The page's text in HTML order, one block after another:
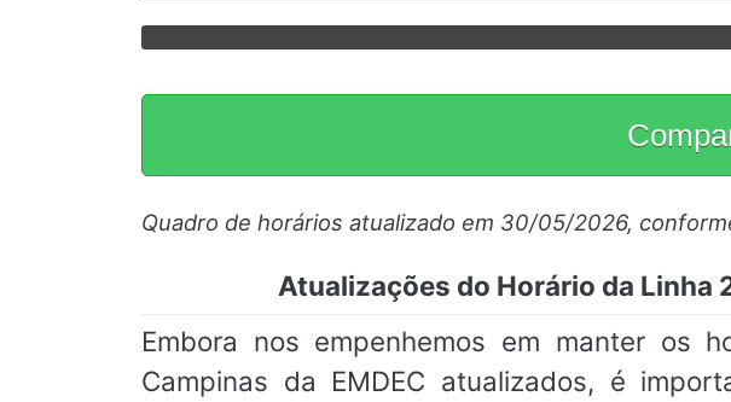
Quadro de horários atualizado em 30/05/2026,
Atualizações do Horário da Linha
Embora nos empenhemos em manter os
Campinas da EMDEC atualizados, é